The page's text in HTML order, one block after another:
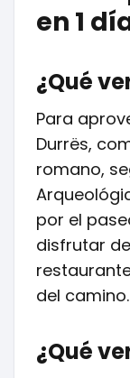
en 1
¿Qué
Para
Durrës,
romano,
por el
disfrutar
del camino.
¿Qué